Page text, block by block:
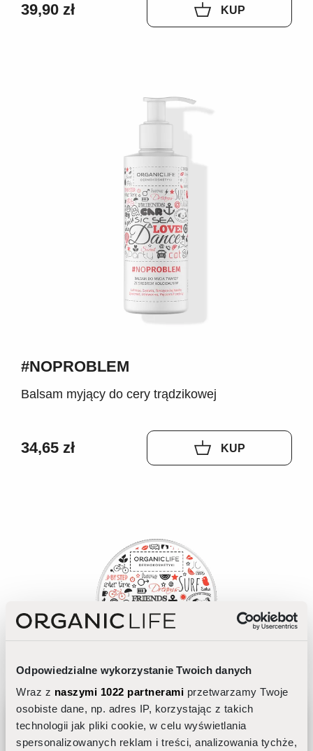
Odpowiedzialne wykorzystanie Twoich danych
Wraz z naszymi 1022 partnerami przetwarzamy Twoje
osobiste dane, np. adres IP, korzystając z takich
technologii jak pliki cookie, w celu wyświetlania
spersonalizowanych reklam i treści, analizowania tychże,
39,90 zł KUP
#NOPROBLEM
Balsam myjący do cery trądzikowej
34,65 zł KUP